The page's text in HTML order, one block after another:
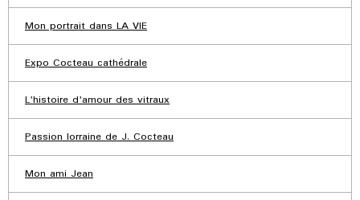
Mon portrait dans LA VIE
Expo Cocteau cathédrale
L'histoire d'amour des vitraux
Passion lorraine de J. Cocteau
Mon ami Jean